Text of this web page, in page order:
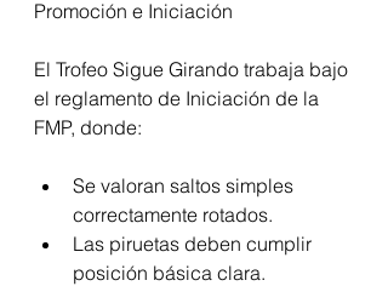
Promoción e Iniciación
El Trofeo Sigue Girando trabaja bajo
el reglamento de Iniciación de la
FMP, donde:
Se valoran saltos simples
correctamente rotados.
Las piruetas deben cumplir
posición básica clara.